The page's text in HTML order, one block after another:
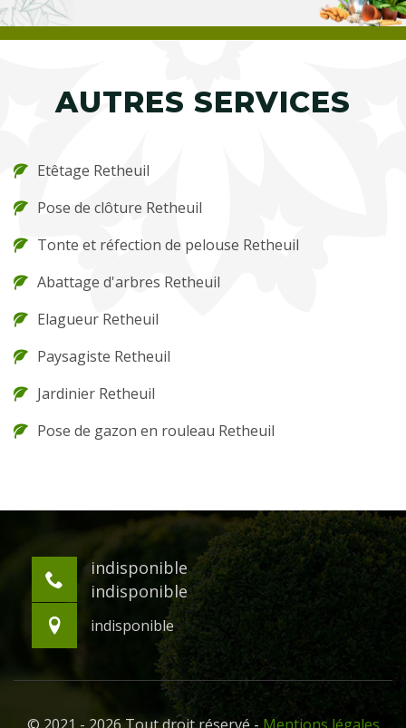
AUTRES SERVICES
Etêtage Retheuil
Pose de clôture Retheuil
Tonte et réfection de pelouse Retheuil
Abattage d'arbres Retheuil
Elagueur Retheuil
Paysagiste Retheuil
Jardinier Retheuil
Pose de gazon en rouleau Retheuil
indisponible
indisponible
indisponible